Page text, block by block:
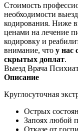
Стоимость
необходимости
кодирования. Ниже
ценами на лечение
кодировку и
внимание, что у нас
скрытых доплат.
Выезд Врача
Описание
Круглосуточная
Острых
Запоях любой
Отказе от